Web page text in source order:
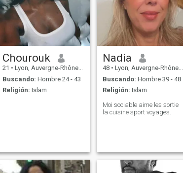
Chourouk
21 • Lyon, Auvergne-Rhône-Alpes, Francia
Buscando: Hombre 24 - 43
Religión: Islam
Nadia
48 • Lyon, Auvergne-Rhône-Alpes, Francia
Buscando: Hombre 39 - 48
Religión: Islam
Moi sociable aime les sortie
la cuisine sport voyages.